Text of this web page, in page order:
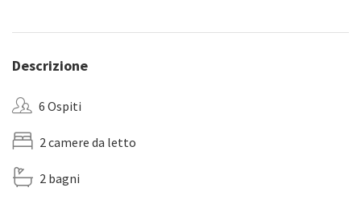
Descrizione
6 Ospiti
2 camere da letto
2 bagni